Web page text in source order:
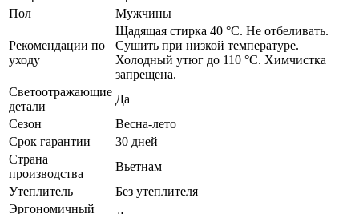
Пол
Мужчины
Рекомендации по
уходу
Щадящая стирка 40 °C. Не отбеливать.
Сушить при низкой температуре.
Холодный утюг до 110 °C. Химчистка
запрещена.
Светоотражающие
детали
Да
Сезон
Весна-лето
Срок гарантии
30 дней
Страна
производства
Вьетнам
Утеплитель
Без утеплителя
Эргономичный